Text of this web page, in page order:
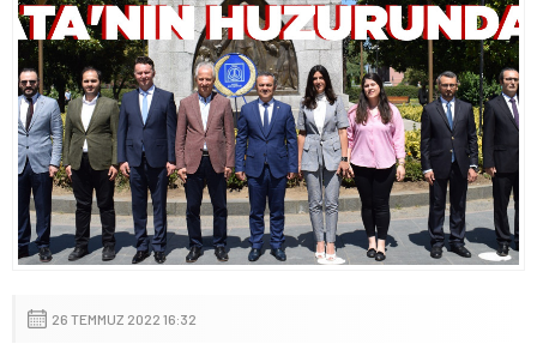
26 TEMMUZ 2022 16:32